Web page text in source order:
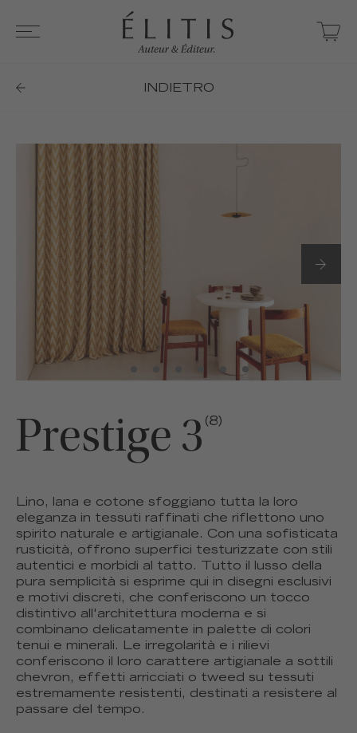
INDIETRO
Prestige 3 (8)
Lino, lana e cotone sfoggiano tutta la loro
eleganza in tessuti raffinati che riflettono uno
spirito naturale e artigianale. Con una sofisticata
rusticità, offrono superfici testurizzate con stili
autentici e morbidi al tatto. Tutto il lusso della
pura semplicità si esprime qui in disegni esclusivi
e motivi discreti, che conferiscono un tocco
distintivo all'architettura moderna e si
combinano delicatamente in palette di colori
tenui e minerali. Le irregolarità e i rilievi
conferiscono il loro carattere artigianale a sottili
chevron, effetti arricciati o tweed su tessuti
estremamente resistenti, destinati a resistere al
passare del tempo.